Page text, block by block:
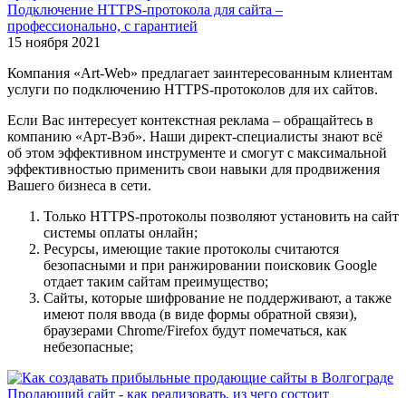
Подключение HTTPS-протокола для сайта –
профессионально, с гарантией
15 ноября 2021
Компания «Art-Web» предлагает заинтересованным клиентам
услуги по подключению HTTPS-протоколов для их сайтов.
Если Вас интересует контекстная реклама – обращайтесь в
компанию «Арт-Вэб». Наши директ-специалисты знают всё
об этом эффективном инструменте и смогут с максимальной
эффективностью применить свои навыки для продвижения
Вашего бизнеса в сети.
Только HTTPS-протоколы позволяют установить на сайт
системы оплаты онлайн;
Ресурсы, имеющие такие протоколы считаются
безопасными и при ранжировании поисковик Google
отдает таким сайтам преимущество;
Сайты, которые шифрование не поддерживают, а также
имеют поля ввода (в виде формы обратной связи),
браузерами Chrome/Firefox будут помечаться, как
небезопасные;
Продающий сайт - как реализовать, из чего состоит